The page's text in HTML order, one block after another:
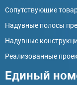
Сопутствующие
Надувные полосы
Надувные
Реализованные
Единый